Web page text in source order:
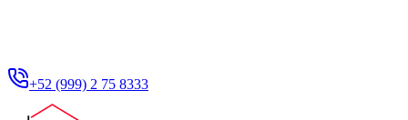
+52 (999) 2 75 8333